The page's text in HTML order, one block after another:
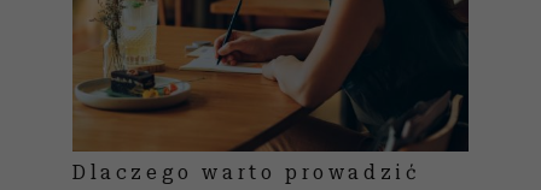
Dlaczego warto prowadzić